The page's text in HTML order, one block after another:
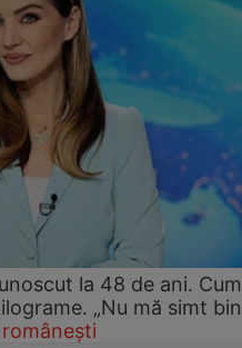
la 48 de ani. Cum
„Nu mă simt